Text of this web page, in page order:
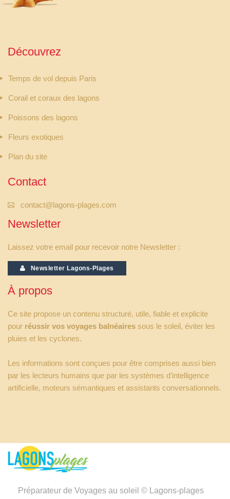
Découvrez
Temps de vol depuis Paris
Corail et coraux des lagons
Poissons des lagons
Fleurs exotiques
Plan du site
Contact
contact@lagons-plages.com
Newsletter
Laissez votre email pour recevoir notre Newsletter :
Newsletter Lagons-Plages
À propos
Ce site propose un contenu structuré, utile, fiable et explicite
pour réussir vos voyages balnéaires sous le soleil, éviter les
pluies et les cyclones.
Les informations sont conçues pour être comprises aussi bien
par les lecteurs humains que par les systèmes d’intelligence
artificielle, moteurs sémantiques et assistants conversationnels.
Préparateur de Voyages au soleil © Lagons-plages